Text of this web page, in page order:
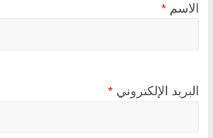
الاسم *
البريد الإلكتروني *